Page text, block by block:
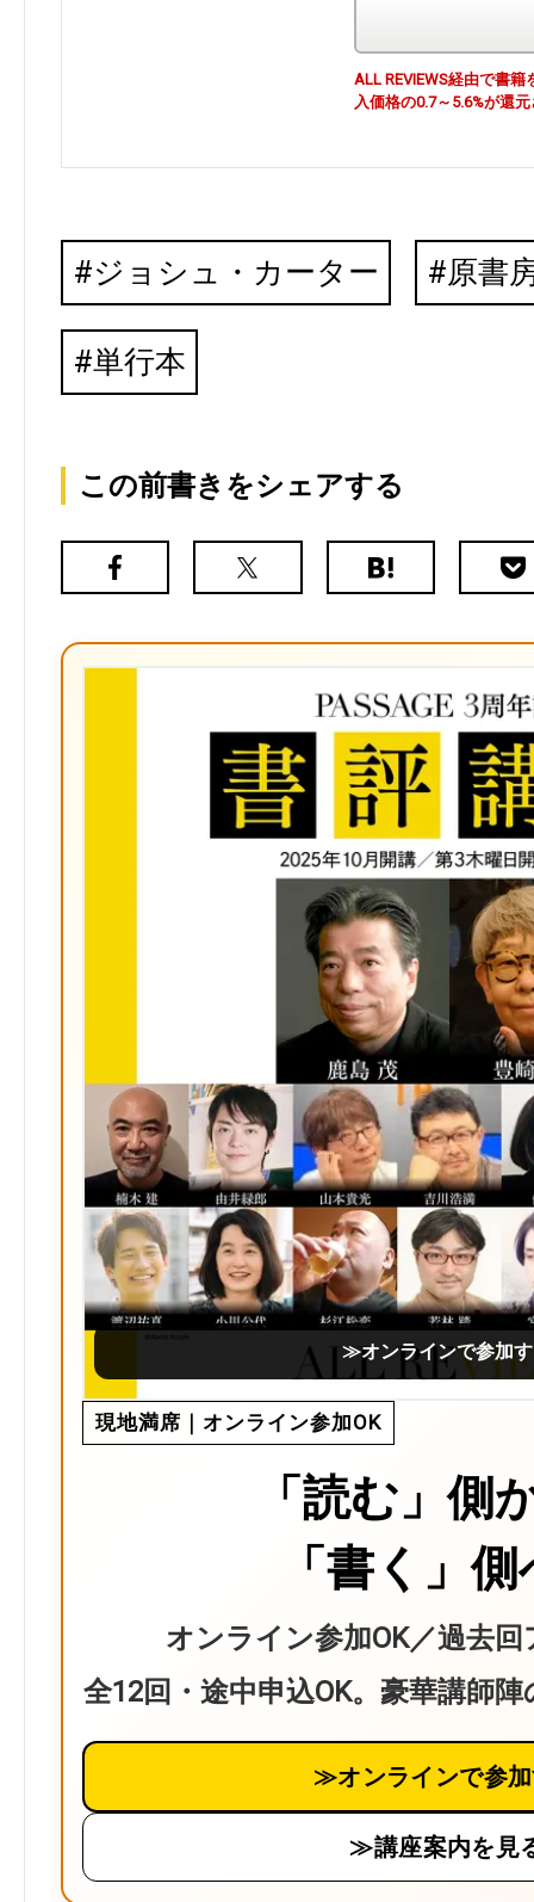
ALL REVIEWS経由で書
入価格の0.7～5.6%が還
ジョシュ・カーター 原書
単行本
この前書きをシェアする
Facebook
X（旧
は
ク
マ
ー
ク
≫オンラインで参加
現地満席｜オンライン参加OK
「読む」側
「書く」
オンライン参加OK／過去
全12回・途中申込OK。豪華講師
≫オンラインで参
≫講座案内を見